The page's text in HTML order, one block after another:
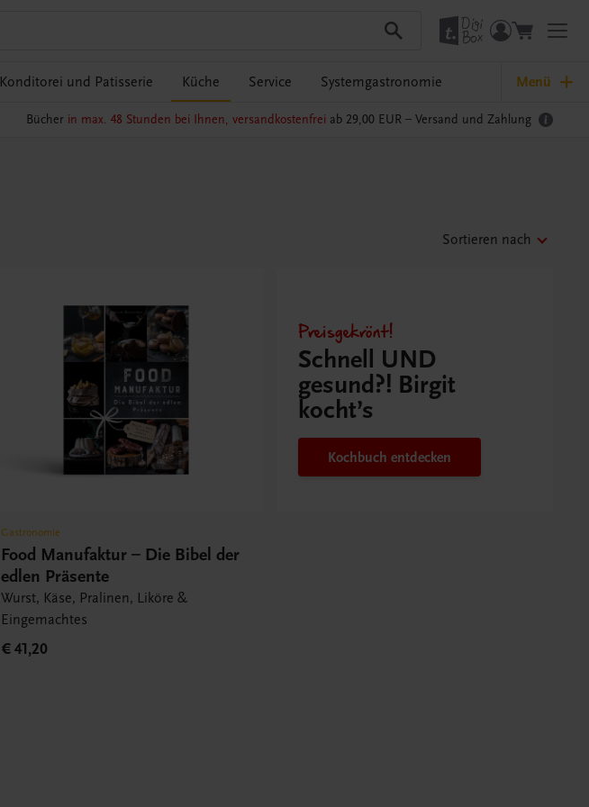
Konditorei und Patisserie Küche Service Systemgastronomie Menü
Bücher in max. 48 Stunden bei Ihnen, versandkostenfrei ab 29,00 EUR – Versand und Zahlung
Sortieren nach
Gastronomie
Food Manufaktur – Die Bibel der
edlen Präsente
Wurst, Käse, Pralinen, Liköre &
Eingemachtes
€ 41,20
Preisgekrönt!
Schnell UND
gesund?! Birgit
kocht’s
Kochbuch entdecken